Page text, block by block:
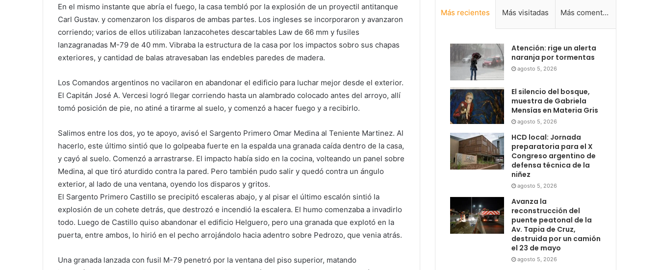
En el mismo instante que abría el fuego, la casa tembló por la explosión de un proyectil antitanque
Carl Gustav. y comenzaron los disparos de ambas partes. Los ingleses se incorporaron y avanzaron
corriendo; varios de ellos utilizaban lanzacohetes descartables Law de 66 mm y fusiles
lanzagranadas M-79 de 40 mm. Vibraba la estructura de la casa por los impactos sobro sus chapas
exteriores, y cantidad de balas atravesaban las endebles paredes de madera.
Los Comandos argentinos no vacilaron en abandonar el edificio para luchar mejor desde el exterior.
El Capitán José A. Vercesi logró llegar corriendo hasta un alambrado colocado antes del arroyo, allí
tomó posición de pie, no atiné a tirarme al suelo, y comenzó a hacer fuego y a recibirlo.
Salimos entre los dos, yo te apoyo, avisó el Sargento Primero Omar Medina al Teniente Martinez. Al
hacerlo, este último sintió que lo golpeaba fuerte en la espalda una granada caída dentro de la casa,
y cayó al suelo. Comenzó a arrastrarse. El impacto había sido en la cocina, volteando un panel sobre
Medina, al que tiró aturdido contra la pared. Pero también pudo salir y quedó contra un ángulo
exterior, al lado de una ventana, oyendo los disparos y gritos.
El Sargento Primero Castillo se precipitó escaleras abajo, y al pisar el último escalón sintió la
explosión de un cohete detrás, que destrozó e incendió la escalera. El humo comenzaba a invadirlo
todo. Luego de Castillo quiso abandonar el edificio Helguero, pero una granada que explotó en la
puerta, entre ambos, lo hirió en el pecho arrojándolo hacia adentro sobre Pedrozo, que venia atrás.
Una granada lanzada con fusil M-79 penetró por la ventana del piso superior, matando
Más recientes Más visitadas Más comentadas
Atención: rige un alerta
naranja por tormentas
agosto 5, 2026
El silencio del bosque,
muestra de Gabriela
Mensías en Materia Gris
agosto 5, 2026
HCD local: Jornada
preparatoria para el X
Congreso argentino de
defensa técnica de la
niñez
agosto 5, 2026
Avanza la
reconstrucción del
puente peatonal de la
Av. Tapia de Cruz,
destruida por un camión
el 23 de mayo
agosto 5, 2026